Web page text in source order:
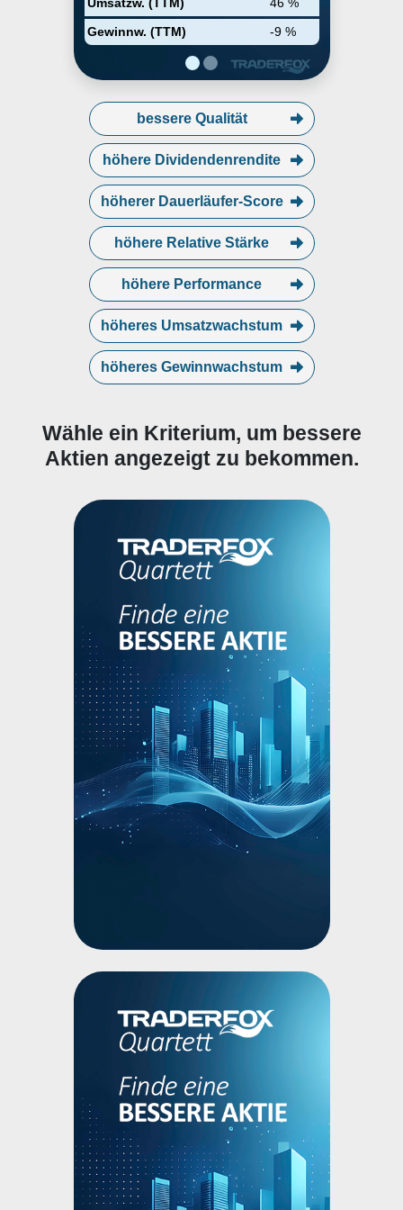
Umsatzw. (TTM)
46 %
Gewinnw. (TTM)
-9 %
Uruguay.
bessere Qualität
höhere Dividendenrendite
höherer Dauerläufer-Score
höhere Relative Stärke
höhere Performance
höheres Umsatzwachstum
höheres Gewinnwachstum
Wähle ein Kriterium, um bessere
Aktien angezeigt zu bekommen.